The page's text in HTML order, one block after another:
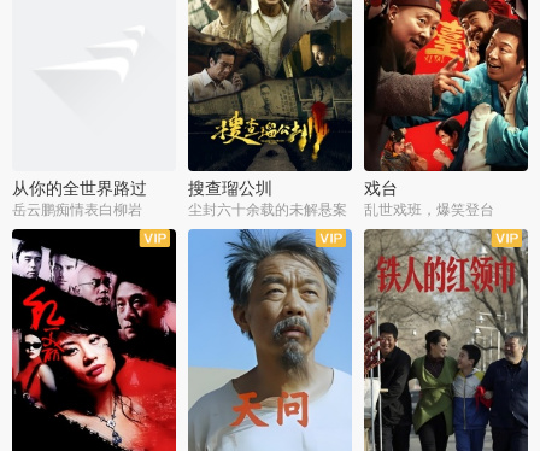
从你的全世界路过
岳云鹏痴情表白柳岩
搜查瑠公圳
尘封六十余载的未解悬案
戏台
乱世戏班，爆笑登台